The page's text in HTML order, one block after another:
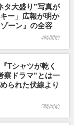
タ大盛り”写真が
ー」広報が明か
ーン』の全容
4時間前
Tシャツが乾く
察ドラマ”とは一
られた伏線より
5時間前